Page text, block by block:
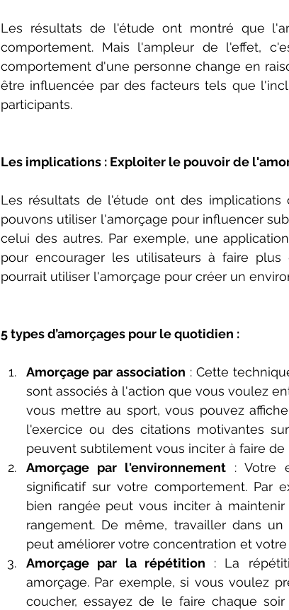
Les résultats de l'étude ont montré que
comportement. Mais l'ampleur de l'effet,
comportement d'une personne change en
être influencée par des facteurs tels que
participants.
Les implications : Exploiter le pouvoir de
Les résultats de l'étude ont des implications
pouvons utiliser l'amorçage pour influencer
celui des autres. Par exemple, une
pour encourager les utilisateurs à faire plus
pourrait utiliser l'amorçage pour créer un
5 types d’amorçages pour le quotidien :
Amorçage par association : Cette
sont associés à l'action que vous voulez
vous mettre au sport, vous pouvez
l'exercice ou des citations motivantes
peuvent subtilement vous inciter à faire de
Amorçage par l'environnement : Votre
significatif sur votre comportement. Par
bien rangée peut vous inciter à
rangement. De même, travailler dans
peut améliorer votre concentration et
Amorçage par la répétition : La
amorçage. Par exemple, si vous voulez
coucher, essayez de le faire chaque